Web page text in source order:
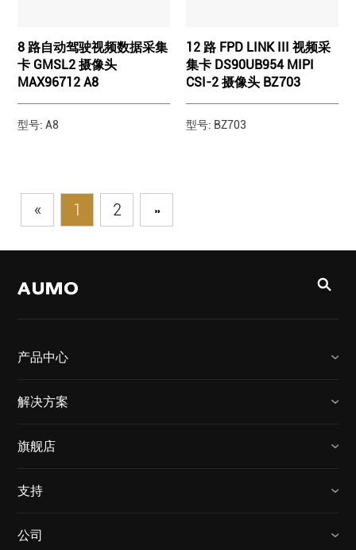
8 路自动驾驶视频数据采集
卡 GMSL2 摄像头
MAX96712 A8
型号: A8
12 路 FPD LINK III 视频采
集卡 DS90UB954 MIPI
CSI-2 摄像头 BZ703
型号: BZ703
« 1 2 »
产品中心
解决方案
旗舰店
支持
公司